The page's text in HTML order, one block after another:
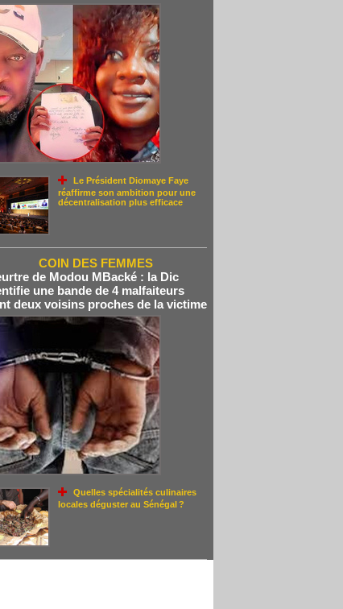
Le Président Diomaye Faye
réaffirme son ambition pour une
décentralisation plus efficace
COIN DES FEMMES
de Modou MBacké : la Dic
une bande de 4 malfaiteurs
deux voisins proches de la victime
Quelles spécialités culinaires
locales déguster au Sénégal ?